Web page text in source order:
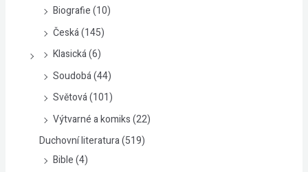
Biografie(10)
Česká(145)
Klasická(6)
Soudobá(44)
Světová(101)
Výtvarné a komiks(22)
Duchovní literatura(519)
Bible(4)